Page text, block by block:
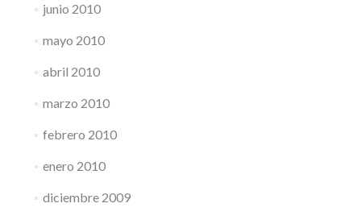
junio 2010
mayo 2010
abril 2010
marzo 2010
febrero 2010
enero 2010
diciembre 2009